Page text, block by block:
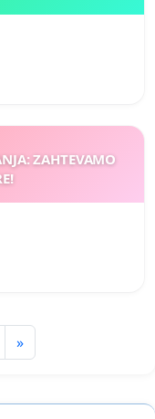
ZAHTEVAMO
»